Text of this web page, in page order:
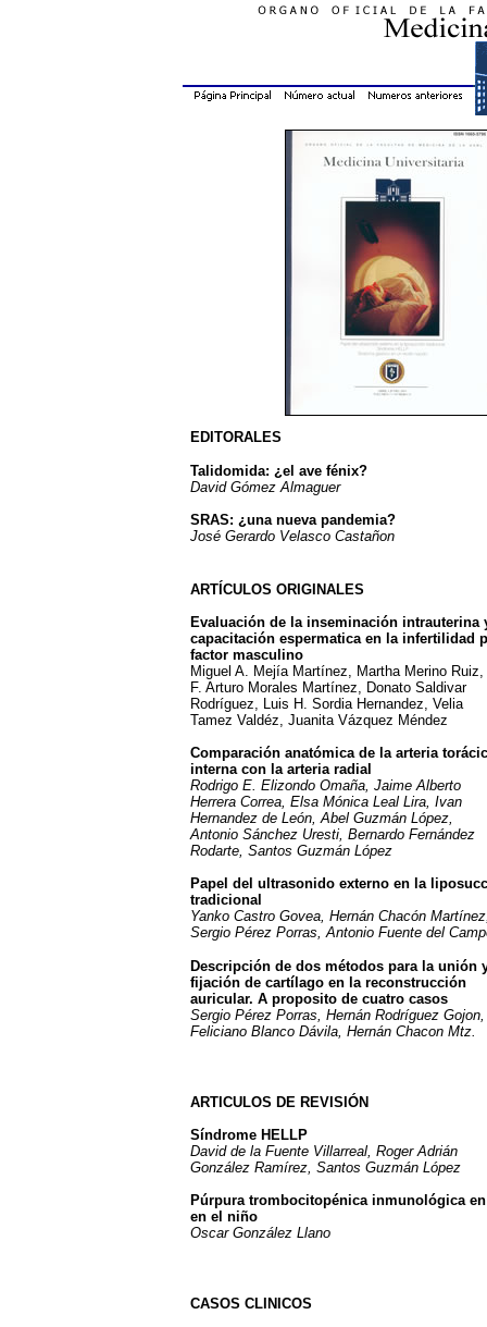
EDITORALES
Talidomida: ¿el ave fénix?
David Gómez Almaguer
SRAS: ¿una nueva pandemia?
José Gerardo Velasco Castañon
ARTÍCULOS ORIGINALES
Evaluación de la inseminación intrauterina
capacitación espermatica en la infertilidad
factor masculino
Miguel A. Mejía Martínez, Martha Merino Ruiz,
F. Arturo Morales Martínez, Donato Saldivar
Rodríguez, Luis H. Sordia Hernandez, Velia
Tamez Valdéz, Juanita Vázquez Méndez
Comparación anatómica de la arteria
interna con la arteria radial
Rodrigo E. Elizondo Omaña, Jaime Alberto
Herrera Correa, Elsa Mónica Leal Lira, Ivan
Hernandez de León, Abel Guzmán López,
Antonio Sánchez Uresti, Bernardo Fernández
Rodarte, Santos Guzmán López
Papel del ultrasonido externo en la
tradicional
Yanko Castro Govea, Hernán Chacón
Sergio Pérez Porras, Antonio Fuente del
Descripción de dos métodos para la unión
fijación de cartílago en la reconstrucción
auricular. A proposito de cuatro casos
Sergio Pérez Porras, Hernán Rodríguez Gojon,
Feliciano Blanco Dávila, Hernán Chacon Mtz.
ARTICULOS DE REVISIÓN
Síndrome HELLP
David de la Fuente Villarreal, Roger Adrián
González Ramírez, Santos Guzmán López
Púrpura trombocitopénica inmunológica en
en el niño
Oscar González Llano
CASOS CLINICOS